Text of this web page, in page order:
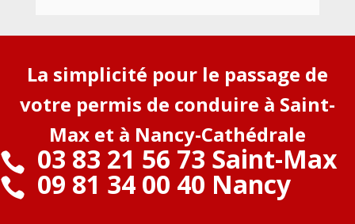
La simplicité pour le passage de
votre permis de conduire à Saint-
Max et à Nancy-Cathédrale
 03 83 21 56 73 Saint-Max
 09 81 34 00 40 Nancy